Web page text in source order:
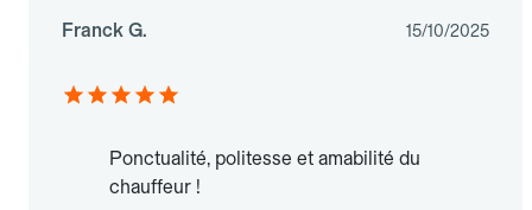
Franck G. 15/10/2025
Ponctualité, politesse et amabilité du
chauffeur !